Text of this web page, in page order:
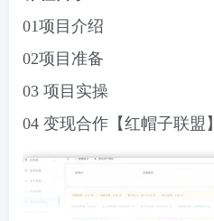
01项目介绍
02项目准备
03 项目实操
04 变现合作【红帽子联盟】